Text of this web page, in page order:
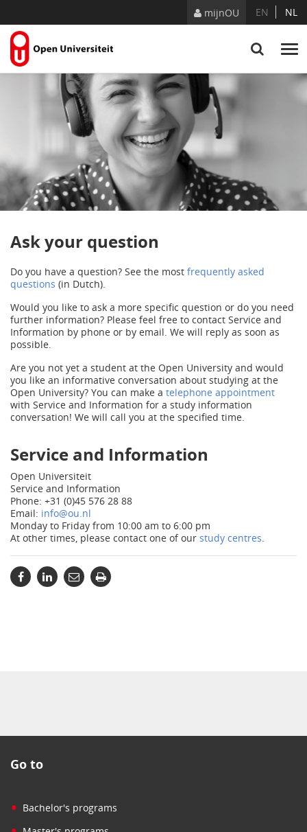
mijnOU EN NL
Ask your question
Do you have a question? See the most frequently asked
questions (in Dutch).
Would you like to ask a more specific question or do you need
further information? Please feel free to contact Service and
Information by phone or by email. We will reply as soon as
possible.
Are you not yet a student at the Open University and would
you like an informative conversation about studying at the
Open University? You can make a telephone appointment
with Service and Information for a study information
conversation! We will call you at the specified time.
Service and Information
Open Universiteit
Service and Information
Phone: +31 (0)45 576 28 88
Email: info@ou.nl
Monday to Friday from 10:00 am to 6:00 pm
At other times, please contact one of our study centres.
Go to
• Bachelor's programs